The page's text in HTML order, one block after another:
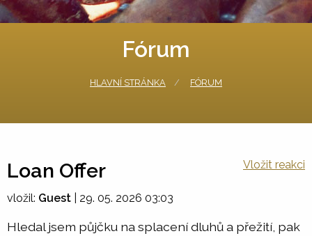
Fórum
HLAVNÍ STRÁNKA FÓRUM
Loan Offer Vložit reakci
vložil: Guest 29. 05. 2026 03:03
Hledal jsem půjčku na splacení dluhů a přežití, pak